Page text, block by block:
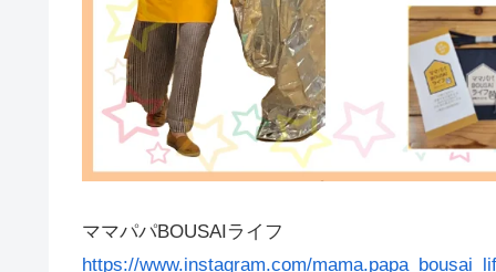
ママパパBOUSAIライフ
https://www.instagram.com/